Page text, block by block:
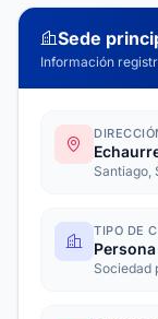
Sede
Información
Santiago,
TIPO DE
Sociedad